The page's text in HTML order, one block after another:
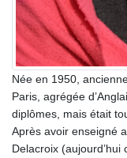
Née en 1950,
Paris, agrégée
diplômes, mais était
Après avoir enseigné
Delacroix